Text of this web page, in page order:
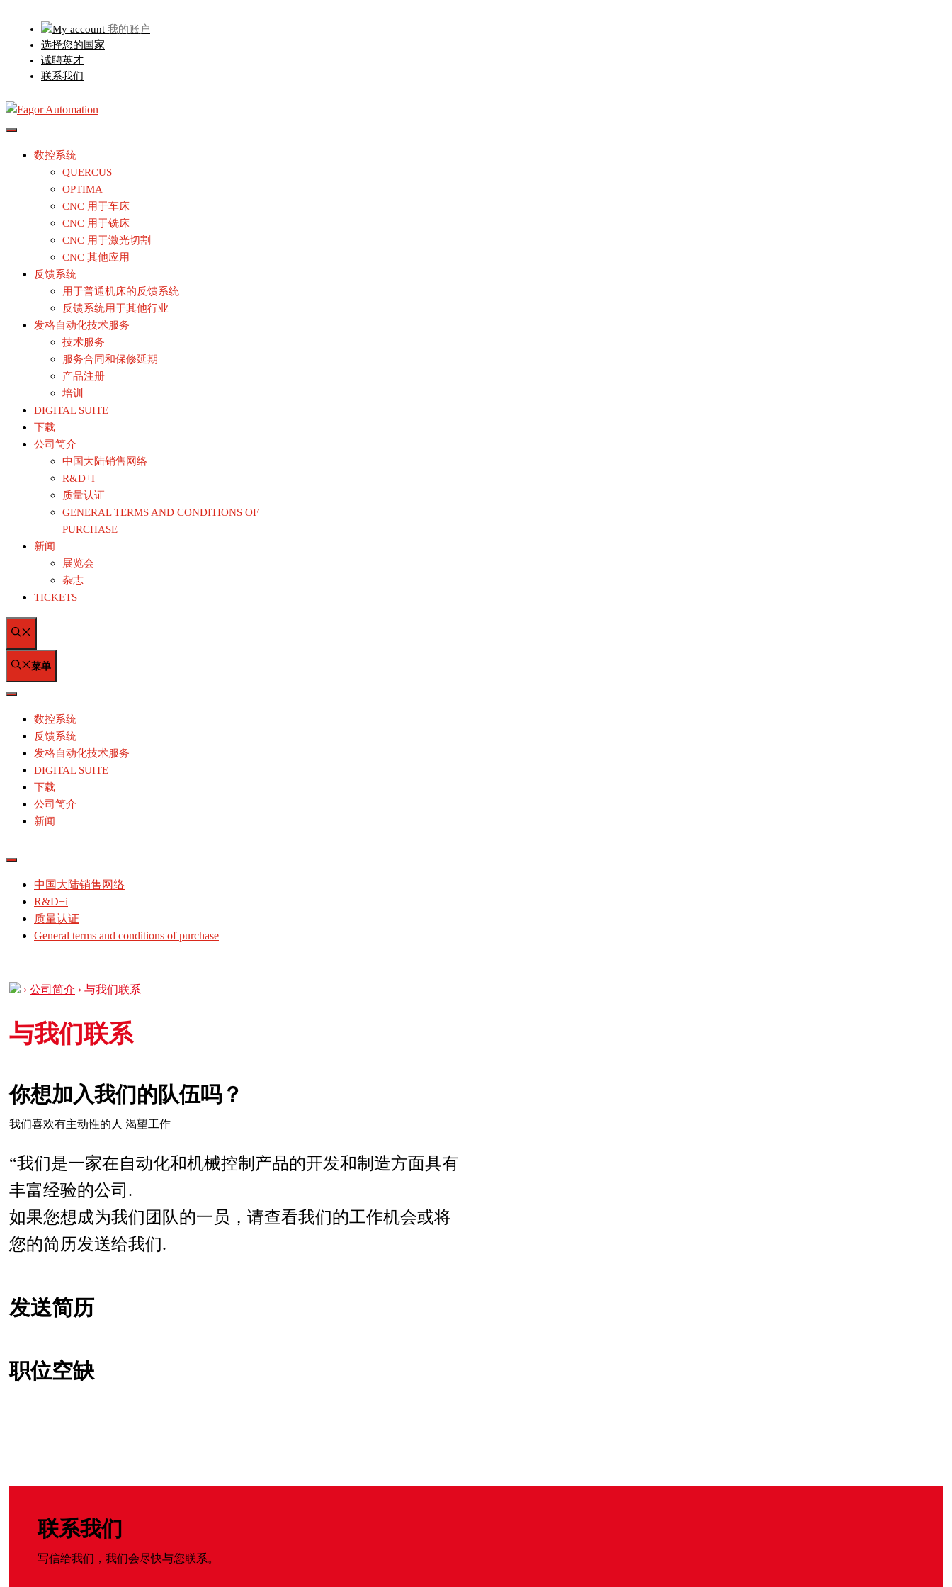
我的账户
选择您的国家
诚聘英才
联系我们
数控系统
QUERCUS
OPTIMA
CNC 用于车床
CNC 用于铣床
CNC 用于激光切割
CNC 其他应用
反馈系统
用于普通机床的反馈系统
反馈系统用于其他行业
发格自动化技术服务
技术服务
服务合同和保修延期
产品注册
培训
DIGITAL SUITE
下载
公司简介
中国大陆销售网络
R&D+I
质量认证
GENERAL TERMS AND CONDITIONS OF
PURCHASE
新闻
展览会
杂志
TICKETS
单
菜单
数控系统
反馈系统
发格自动化技术服务
DIGITAL SUITE
下载
公司简介
新闻
中国大陆销售网络
R&D+i
质量认证
General terms and conditions of purchase
› 公司简介 › 与我们联系
与我们联系
你想加入我们的队伍吗？
我们喜欢有主动性的人 渴望工作
“我们是一家在自动化和机械控制产品的开发和制造方面具有
丰富经验的公司.
如果您想成为我们团队的一员，请查看我们的工作机会或将
您的简历发送给我们.
发送简历
职位空缺
联系我们
写信给我们，我们会尽快与您联系。